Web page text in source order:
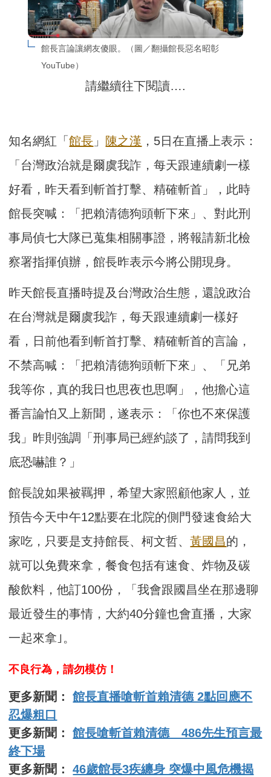
館長言論讓網友傻眼。（圖／翻攝館長惡名昭彰
YouTube）
請繼續往下閱讀….
知名網紅「館長 」 陳之漢 ，5日在直播上表示：
「台灣政治就是爾虞我詐，每天跟連續劇一樣
好看，昨天看到斬首打擊、精確斬首」，此時
館長突喊：「把賴清德狗頭斬下來」、對此刑
事局偵七大隊已蒐集相關事證，將報請新北檢
察署指揮偵辦，館長昨表示今將公開現身。
昨天館長直播時提及台灣政治生態，還說政治
在台灣就是爾虞我詐，每天跟連續劇一樣好
看，日前他看到斬首打擊、精確斬首的言論，
不禁高喊：「把賴清德狗頭斬下來」、「兄弟
我等你，真的我日也思夜也思啊」，他擔心這
番言論怕又上新聞，遂表示：「你也不來保護
我」昨則強調「刑事局已經約談了，請問我到
底恐嚇誰？」
館長說如果被羈押，希望大家照顧他家人，並
預告今天中午12點要在北院的側門發速食給大
家吃，只要是支持館長、柯文哲、黃國昌的，
就可以免費來拿，餐食包括有速食、炸物及碳
酸飲料，他訂100份，「我會跟國昌坐在那邊聊
最近發生的事情，大約40分鐘也會直播，大家
一起來拿｣。
不良行為，請勿模仿！
更多新聞：館長直播嗆斬首賴清德 2點回應不
忍爆粗口
更多新聞：館長嗆斬首賴清德 486先生預言最
終下場
更多新聞：46歲館長3疾纏身 突爆中風危機揭